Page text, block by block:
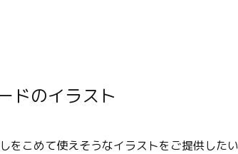
をこめて使えそうなイラストをご提供した